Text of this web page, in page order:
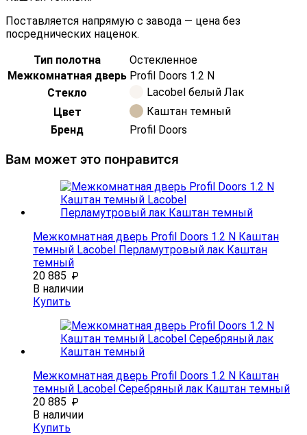
Поставляется напрямую с завода — цена без
посреднических наценок.
Тип полотна
Остекленное
Межкомнатная дверь Profil Doors 1.2 N
Стекло
Lacobel белый Лак
Цвет
Каштан темный
Бренд
Profil Doors
Вам может это понравится
Межкомнатная дверь Profil Doors 1.2 N Каштан
темный Lacobel Перламутровый лак Каштан
темный
20 885 ₽
В наличии
Купить
Межкомнатная дверь Profil Doors 1.2 N Каштан
темный Lacobel Серебряный лак Каштан темный
20 885 ₽
В наличии
Купить